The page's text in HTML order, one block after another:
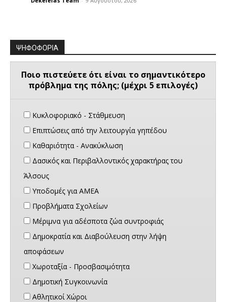
ΨΗΦΟΦΟΡΙΑ
Ποιο πιστεύετε ότι είναι το σημαντικότερο
πρόβλημα της πόλης; (μέχρι 5 επιλογές)
Κυκλοφοριακό - Στάθμευση
Επιπτώσεις από την λειτουργία γηπέδου
Καθαριότητα - Ανακύκλωση
Δασικός και Περιβαλλοντικός χαρακτήρας του
Άλσους
Υποδομές για ΑΜΕΑ
Προβλήματα Σχολείων
Μέριμνα για αδέσποτα ζώα συντροφιάς
Δημοκρατία και Διαβούλευση στην λήψη
αποφάσεων
Χωροταξία - Προσβασιμότητα
Δημοτική Συγκοινωνία
Αθλητικοί Χώροι